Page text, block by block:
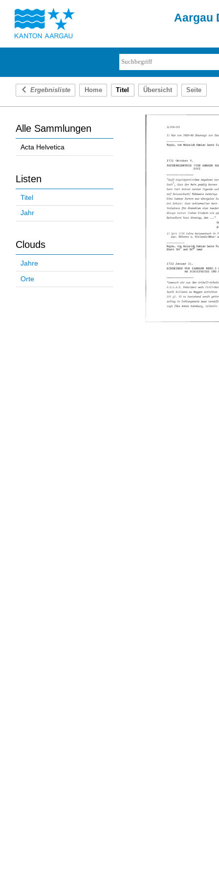
Aargau
Ergebnisliste Home Titel Übersicht Seite
Alle Sammlungen
Acta Helvetica
Listen
Titel
Jahr
Clouds
Jahre
Orte